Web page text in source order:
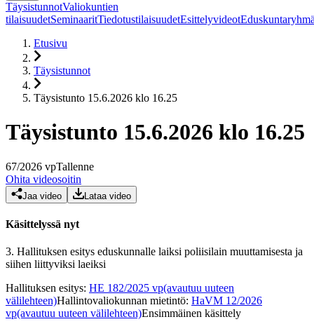
TäysistunnotValiokuntien
tilaisuudetSeminaaritTiedotustilaisuudetEsittelyvideot
Etusivu
Täysistunnot
Täysistunto 15.6.2026 klo 16.25
Täysistunto 15.6.2026 klo 16.25
67/2026 vpTallenne
Ohita videosoitin
Jaa video Lataa video
Käsittelyssä nyt
3. Hallituksen esitys eduskunnalle laiksi poliisilain muuttamisesta ja
siihen liittyviksi laeiksi
Hallituksen esitys: HE 182/2025 vp(avautuu uuteen
välilehteen)Hallintovaliokunnan mietintö: HaVM 12/2026
vp(avautuu uuteen välilehteen)Ensimmäinen käsittely